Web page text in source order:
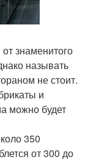
знаменитого
называть
не стоит.
и
можно будет
350
от 300 до